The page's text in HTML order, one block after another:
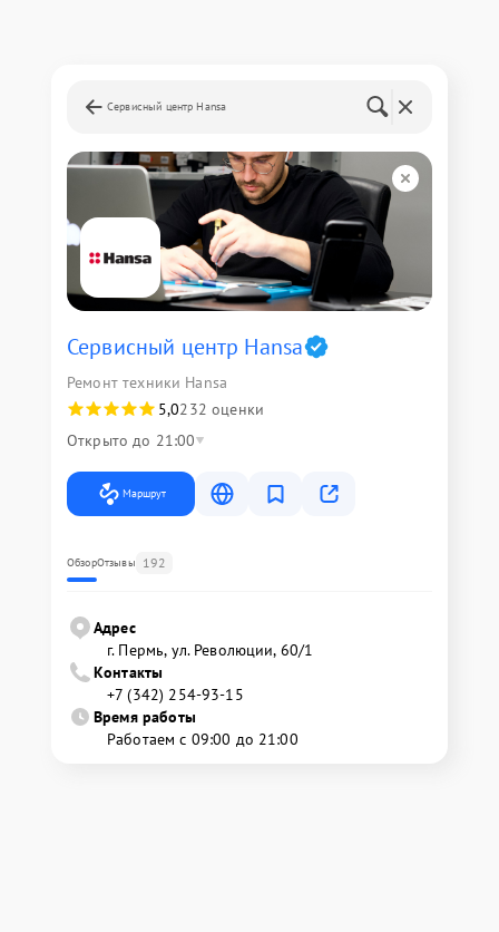
Сервисный центр Hansa
Сервисный центр Hansa
Ремонт техники Hansa
5,0232 оценки
Открыто до 21:00
Маршрут
ОбзорОтзывы 192
Адрес
г. Пермь, ул. ​Революции, 60/1
Контакты
+7 (342) 254-93-15
Время работы
Работаем с 09:00 до 21:00